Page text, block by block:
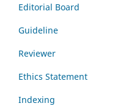
Editorial Board
Guideline
Reviewer
Ethics Statement
Indexing